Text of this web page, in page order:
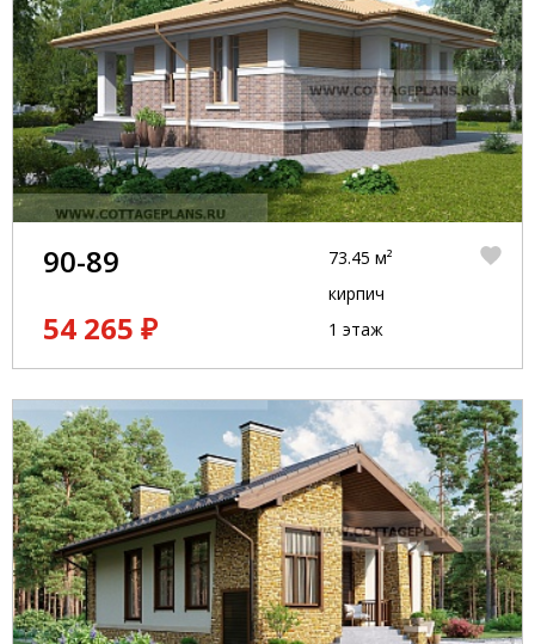
90-89
54 265 ₽
73.45 м²
кирпич
1 этаж